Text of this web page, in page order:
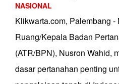
NASIONAL
Klikwarta.com, Palembang -
Ruang/Kepala Badan
(ATR/BPN), Nusron Wahid,
dasar pertanahan penting